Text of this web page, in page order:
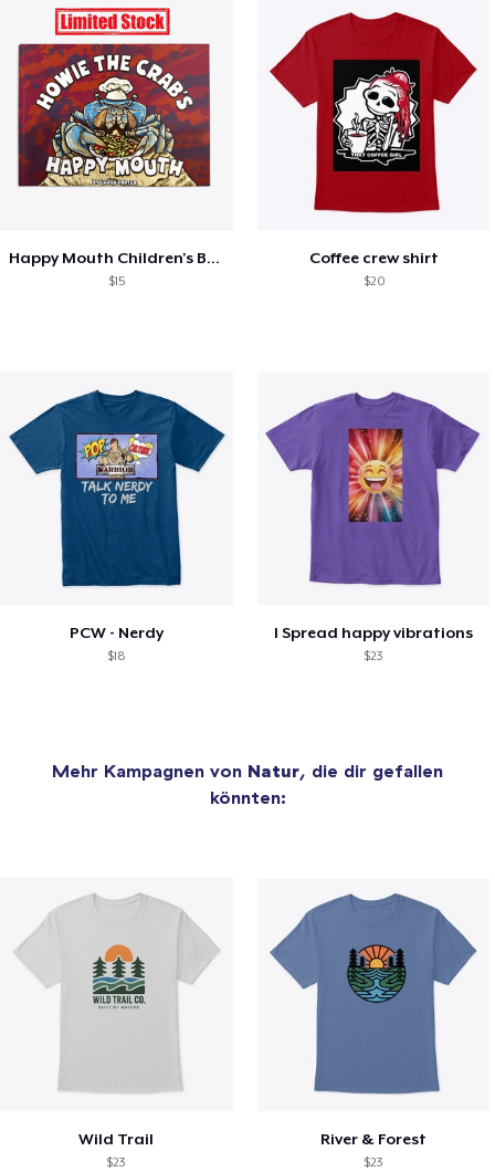
Happy Mouth Children's Book
$15
Coffee crew shirt
$20
PCW - Nerdy
$18
I Spread happy vibrations
$23
Mehr Kampagnen von Natur, die dir gefallen
könnten:
Wild Trail
$23
River & Forest
$23